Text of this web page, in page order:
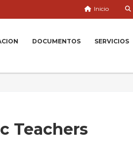
Inicio
DOCUMENTOS SERVICIOS
Teachers